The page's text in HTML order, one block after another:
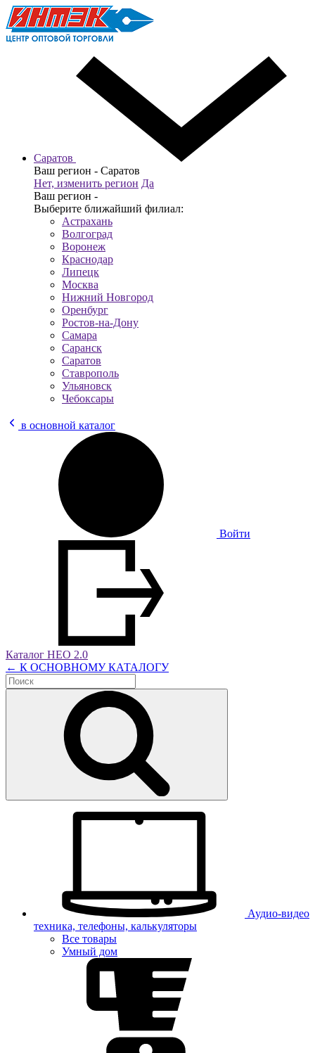
Саратов
Ваш регион - Саратов
Нет, изменить регион Да
Ваш регион -
Выберите ближайший филиал:
Астрахань
Волгоград
Воронеж
Краснодар
Липецк
Москва
Нижний Новгород
Оренбург
Ростов-на-Дону
Самара
Саранск
Саратов
Ставрополь
Ульяновск
Чебоксары
в основной каталог
Войти
Каталог НЕО 2.0
← К ОСНОВНОМУ КАТАЛОГУ
Аудио-видео
техника, телефоны, калькуляторы
Все товары
Умный дом